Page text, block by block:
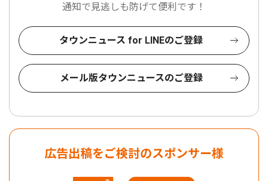
通知で見逃しも防げて便利です！
タウンニュース for LINEのご登録
メール版タウンニュースのご登録
広告出稿をご検討のスポンサー様